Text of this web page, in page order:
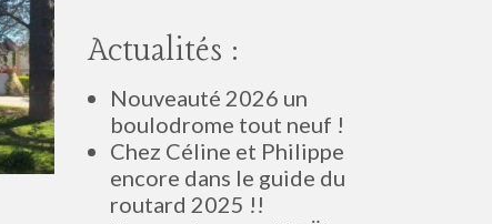
Actualités :
Nouveauté 2026 un
boulodrome tout neuf !
Chez Céline et Philippe
encore dans le guide du
routard 2025 !!